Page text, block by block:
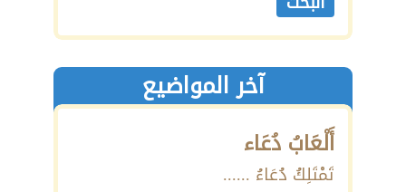
آخر المواضيع
أَلْعَابُ دُعَاء
تَمْتَلِكُ دُعَاءُ ......